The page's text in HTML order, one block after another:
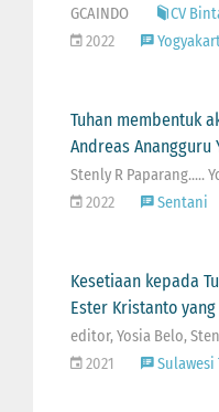
GCAINDO
CV
2022
Tuhan membentuk
Andreas Anangguru
Stenly R Paparang.....
2022
Sentani
Kesetiaan kepada
Ester Kristanto
editor, Yosia Belo,
2021
Sulawesi